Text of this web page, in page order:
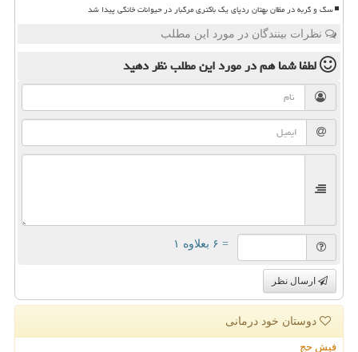
سگ و گربه در مظان بهتان ردپای یک باکتری مرگبار در حیوانات خانگی پیدا شد
نظرات بینندگان در مورد این مطلب
لطفا شما همدر مورد این مطلبنظر دهید
= ۶ بعلاوه ۱
ارسال نظر
دوستان خود درمانی
فیش حج